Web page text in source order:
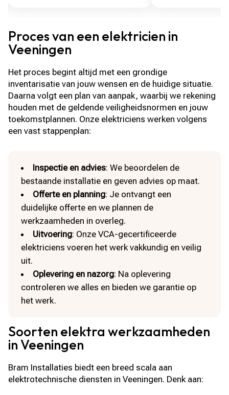
Proces van een elektricien in
Veeningen
Het proces begint altijd met een grondige
inventarisatie van jouw wensen en de huidige situatie.
Daarna volgt een plan van aanpak, waarbij we rekening
houden met de geldende veiligheidsnormen en jouw
toekomstplannen. Onze elektriciens werken volgens
een vast stappenplan:
Inspectie en advies: We beoordelen de
bestaande installatie en geven advies op maat.
Offerte en planning: Je ontvangt een
duidelijke offerte en we plannen de
werkzaamheden in overleg.
Uitvoering: Onze VCA-gecertificeerde
elektriciens voeren het werk vakkundig en veilig
uit.
Oplevering en nazorg: Na oplevering
controleren we alles en bieden we garantie op
het werk.
Soorten elektra werkzaamheden
in Veeningen
Bram Installaties biedt een breed scala aan
elektrotechnische diensten in Veeningen. Denk aan: